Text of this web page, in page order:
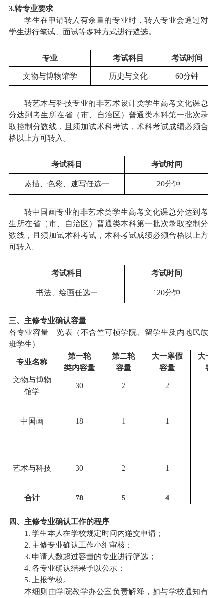
3.转专业要求
学生在申请转入有余量的专业时，转入专业会通过对
学生进行笔试、面试等多种方式进行遴选。
专业 考试科目 考试时间
文物与博物馆学 历史与文化 60分钟
转艺术与科技专业的非艺术设计类学生高考文化课总
分达到考生所在省（市、自治区）普通类本科第一批次录
取控制分数线，且须加试术科考试，术科考试成绩必须合
格以上方可转入。
考试科目 考试时间
素描、色彩、速写任选一 120分钟
转中国画专业的非艺术类学生高考文化课总分达到考
生所在省（市、自治区）普通类本科第一批次录取控制分
数线，且须加试术科考试，术科考试成绩必须合格以上方
可转入。
考试科目 考试时间
书法、绘画任选一 120分钟
三、主修专业确认容量
各专业容量一览表（不含竺可桢学院、留学生及内地民族
班学生）
专业名称
第一轮
类内容量
第二轮
容量
大一寒假
容量
大一
容
文物与博物
馆学
30 2 2
中国画 18 1 1
艺术与科技 30 2 1
合计 78 5 4
四、主修专业确认工作的程序
1. 学生本人在学校规定时间内递交申请；
2. 主修专业确认工作小组审核；
3. 申请人数超过容量的专业进行筛选；
4. 各专业确认结果予以公示；
5. 上报学校。
本细则由学院教学办公室负责解释 ，如与学校通知有